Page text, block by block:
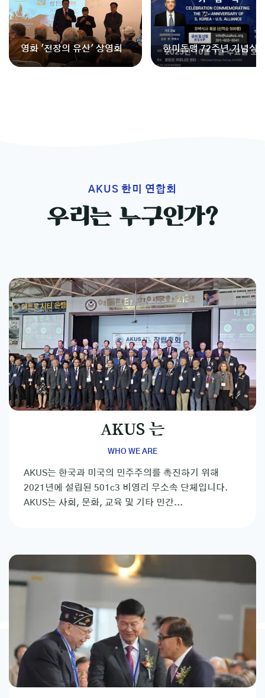
영화 '전장의 유산' 상영회
한미동맹 72주년 기념식
025] - Celebration of
AKUS 한미 연합회
우리는 누구인가?
AKUS 는
WHO WE ARE
AKUS는 한국과 미국의 민주주의를 촉진하기 위해
2021년에 설립된 501c3 비영리 무소속 단체입니다.
AKUS는 사회, 문화, 교육 및 기타 민간...